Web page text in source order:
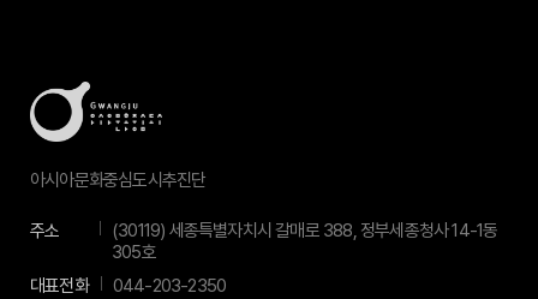
아시아문화중심도시추진단
주소
(30119) 세종특별자치시 갈매로 388, 정부세종청사 14-1동
305호
대표전화
044-203-2350